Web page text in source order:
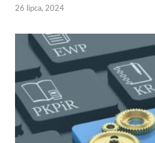
26 lipca, 2024